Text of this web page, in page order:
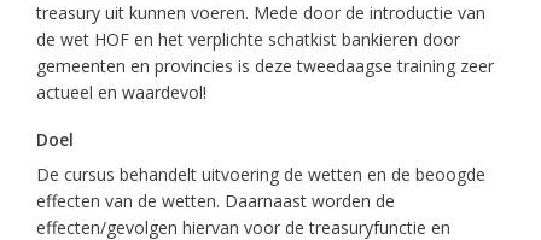
treasury uit kunnen voeren. Mede door de introductie van
de wet HOF en het verplichte schatkist bankieren door
gemeenten en provincies is deze tweedaagse training zeer
actueel en waardevol!
Doel
De cursus behandelt uitvoering de wetten en de beoogde
effecten van de wetten. Daarnaast worden de
effecten/gevolgen hiervan voor de treasuryfunctie en